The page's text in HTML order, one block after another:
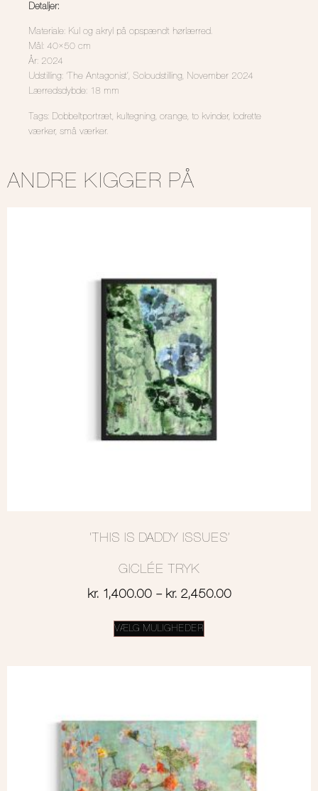
Detaljer:
Materiale: Kul og akryl på opspændt hørlærred.
Mål: 40×50 cm
År: 2024
Udstilling: ‘The Antagonist’, Soloudstilling, November 2024
Lærredsdybde: 18 mm
Tags: Dobbeltportræt, kultegning, orange, to kvinder, lodrette
værker, små værker.
ANDRE KIGGER PÅ
‘THIS IS DADDY ISSUES’
GICLÉE TRYK
kr.1,400.00 – kr.2,450.00
VÆLG MULIGHEDER